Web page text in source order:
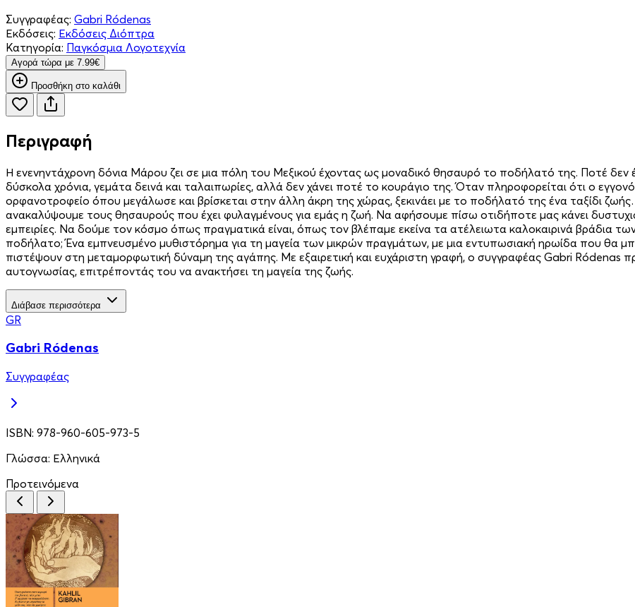
Συγγραφέας: Gabri Ródenas
Εκδόσεις: Εκδόσεις Διόπτρα
Κατηγορία: Παγκόσμια Λογοτεχνία
Aγορά τώρα με 7.99€
Προσθήκη στο καλάθι
Περιγραφή
Η ενενηντάχρονη δόνια Μάρου ζει σε μια πόλη του Μεξικού έχοντας ως μοναδικό θησαυρό το ποδήλατό της. Ποτέ δεν
δύσκολα χρόνια, γεμάτα δεινά και ταλαιπωρίες, αλλά δεν χάνει ποτέ το κουράγιο της. Όταν πληροφορείται ότι ο
ορφανοτροφείο όπου μεγάλωσε και βρίσκεται στην άλλη άκρη της χώρας, ξεκινάει με το ποδήλατό της ένα ταξίδι
ανακαλύψουμε τους θησαυρούς που έχει φυλαγμένους για εμάς η ζωή. Να αφήσουμε πίσω οτιδήποτε μας κάνει
εμπειρίες. Να δούμε τον κόσμο όπως πραγματικά είναι, όπως τον βλέπαμε εκείνα τα ατέλειωτα καλοκαιρινά βράδια
ποδήλατο; Ένα εμπνευσμένο μυθιστόρημα για τη μαγεία των μικρών πραγμάτων, με μια εντυπωσιακή ηρωίδα που θα
πιστέψουν στη μεταμορφωτική δύναμη της αγάπης. Με εξαιρετική και ευχάριστη γραφή, ο συγγραφέας Gabri Ródenas
αυτογνωσίας, επιτρέποντάς του να ανακτήσει τη μαγεία της ζωής.
Διάβασε περισσότερα
GR
Gabri Ródenas
Συγγραφέας
ISBN: 978-960-605-973-5
Γλώσσα: Ελληνικά
Προτεινόμενα